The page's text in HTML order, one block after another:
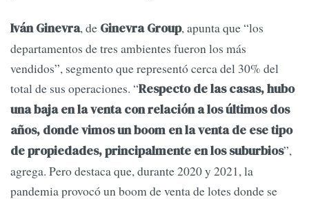
Iván Ginevra, de Ginevra Group, apunta que “los
departamentos de tres ambientes fueron los más
vendidos”, segmento que representó cerca del 30% del
total de sus operaciones. “Respecto de las casas, hubo
una baja en la venta con relación a los últimos dos
años, donde vimos un boom en la venta de ese tipo
de propiedades, principalmente en los suburbios”,
agrega. Pero destaca que, durante 2020 y 2021, la
pandemia provocó un boom de venta de lotes donde se